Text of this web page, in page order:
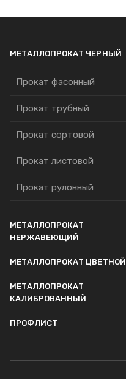
МЕТАЛЛОПРОКАТ ЧЕРНЫЙ
Прокат фасонный
Прокат трубный
Прокат сортовой
Прокат листовой
Прокат рулонный
МЕТАЛЛОПРОКАТ
НЕРЖАВЕЮЩИЙ
МЕТАЛЛОПРОКАТ ЦВЕТНОЙ
МЕТАЛЛОПРОКАТ
КАЛИБРОВАННЫЙ
ПРОФЛИСТ